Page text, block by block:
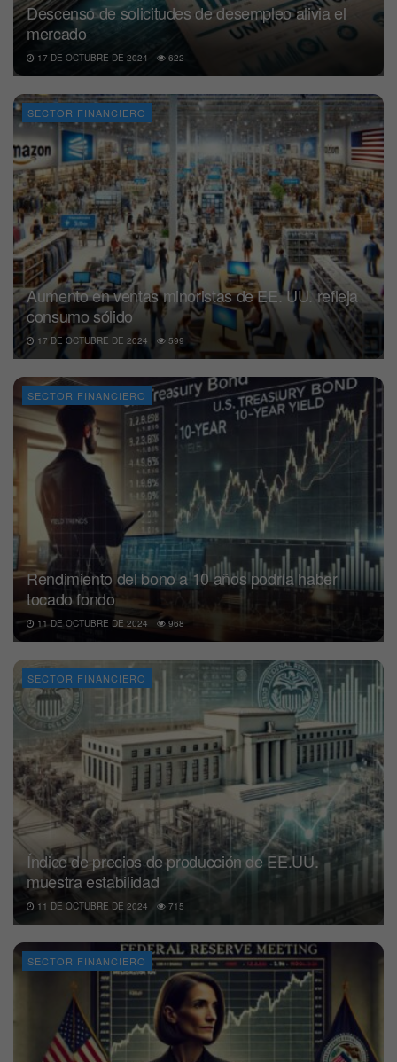
Descenso de solicitudes de desempleo alivia el
mercado
17 DE OCTUBRE DE 2024 622
SECTOR FINANCIERO
Aumento en ventas minoristas de EE. UU. refleja
consumo sólido
17 DE OCTUBRE DE 2024 599
SECTOR FINANCIERO
Rendimiento del bono a 10 años podría haber
tocado fondo
11 DE OCTUBRE DE 2024 968
SECTOR FINANCIERO
Índice de precios de producción de EE.UU.
muestra estabilidad
11 DE OCTUBRE DE 2024 715
SECTOR FINANCIERO